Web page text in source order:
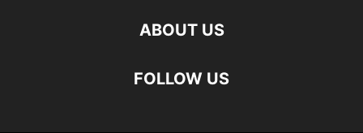
ABOUT US
FOLLOW US